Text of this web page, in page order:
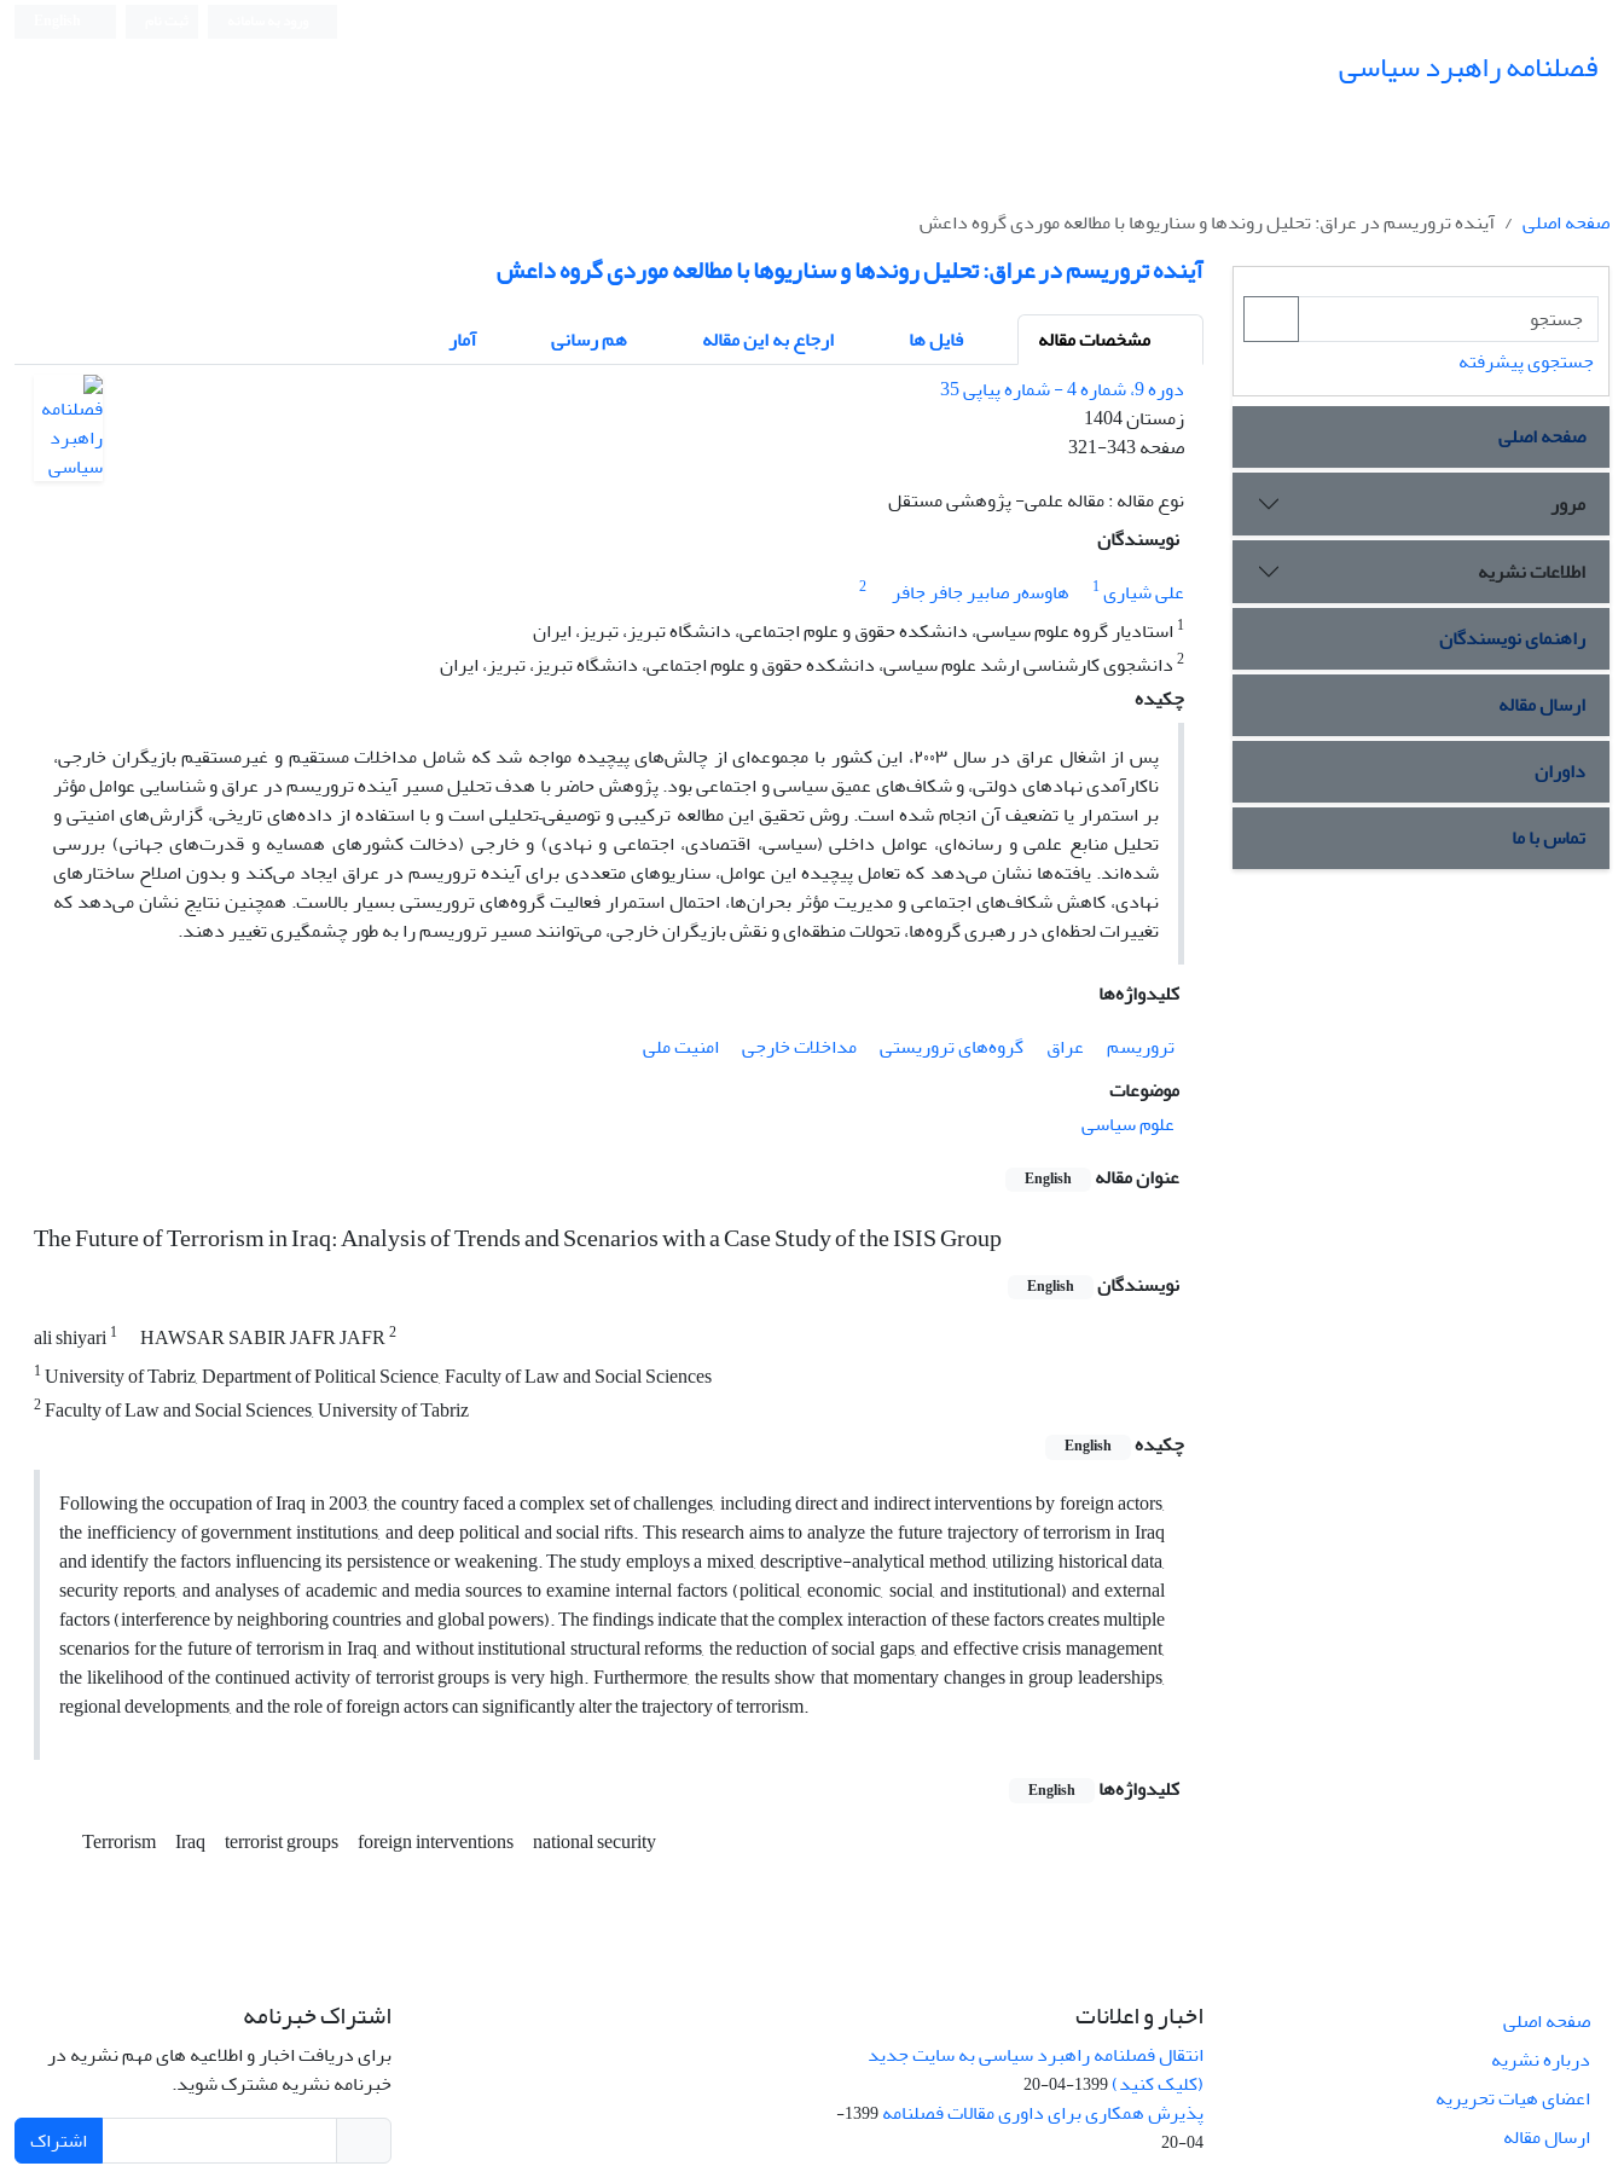
فصلنامه راهبرد سیاسی
صفحه اصلی آینده تروریسم در عراق: تحلیل روندها و سناریوها با مطالعه موردی گروه داعش
آینده تروریسم در عراق: تحلیل روندها و سناریوها با مطالعه موردی گروه داعش
مشخصات مقاله فایل ها ارجاع به این مقاله هم رسانی
آمار
دوره 9، شماره 4 - شماره پیاپی 35
زمستان 1404
صفحه321-343
نوع مقاله : مقاله علمی- پژوهشی مستقل
نویسندگان
علی شیاری1 هاوسەر صابیر جافر جافر
2
1 استادیار گروه علوم سیاسی، دانشکده حقوق و علوم اجتماعی، دانشگاه تبریز، تبریز، ایران
2دانشجوی کارشناسی ارشد علوم سیاسی، دانشکده حقوق و علوم اجتماعی، دانشگاه تبریز، تبریز، ایران
چکیده
پس از اشغال عراق در سال ۲۰۰۳، این کشور با مجموعه‌ای از چالش‌های پیچیده مواجه شد که شامل مداخلات مستقیم و غیرمستقیم بازیگران خارجی،
ناکارآمدی نهادهای دولتی، و شکاف‌های عمیق سیاسی و اجتماعی بود. پژوهش حاضر با هدف تحلیل مسیر آینده تروریسم در عراق و شناسایی عوامل مؤثر
بر استمرار یا تضعیف آن انجام شده است. روش تحقیق این مطالعه ترکیبی و توصیفی–تحلیلی است و با استفاده از داده‌های تاریخی، گزارش‌های امنیتی و
تحلیل منابع علمی و رسانه‌ای، عوامل داخلی (سیاسی، اقتصادی، اجتماعی و نهادی) و خارجی (دخالت کشورهای همسایه و قدرت‌های جهانی) بررسی
شده‌اند. یافته‌ها نشان می‌دهد که تعامل پیچیده این عوامل، سناریوهای متعددی برای آینده تروریسم در عراق ایجاد می‌کند و بدون اصلاح ساختارهای
نهادی، کاهش شکاف‌های اجتماعی و مدیریت مؤثر بحران‌ها، احتمال استمرار فعالیت گروه‌های تروریستی بسیار بالاست. همچنین نتایج نشان می‌دهد که
تغییرات لحظه‌ای در رهبری گروه‌ها، تحولات منطقه‌ای و نقش بازیگران خارجی، می‌توانند مسیر تروریسم را به طور چشمگیری تغییر دهند.
کلیدواژه‌ها
تروریسم
عراق گروه‌های تروریستی مداخلات خارجی
امنیت ملی
موضوعات
علوم سیاسی
عنوان مقاله
English
The Future of Terrorism in Iraq: Analysis of Trends and Scenarios with a Case Study of the ISIS Group
نویسندگان English
ali shiyari1 HAWSAR SABIR JAFR JAFR2
1University of Tabriz, Department of Political Science, Faculty of Law and Social Sciences
2Faculty of Law and Social Sciences, University of Tabriz
چکیده
English
Following the occupation of Iraq in 2003, the country faced a complex set of challenges, including direct and indirect interventions by foreign actors,
the inefficiency of government institutions, and deep political and social rifts. This research aims to analyze the future trajectory of terrorism in Iraq
and identify the factors influencing its persistence or weakening. The study employs a mixed, descriptive-analytical method, utilizing historical data,
security reports, and analyses of academic and media sources to examine internal factors (political, economic, social, and institutional) and external
factors (interference by neighboring countries and global powers). The findings indicate that the complex interaction of these factors creates multiple
scenarios for the future of terrorism in Iraq, and without institutional structural reforms, the reduction of social gaps, and effective crisis management,
the likelihood of the continued activity of terrorist groups is very high. Furthermore, the results show that momentary changes in group leaderships,
regional developments, and the role of foreign actors can significantly alter the trajectory of terrorism.
کلیدواژه‌ها English
Terrorism Iraq terrorist groups foreign interventions national security
جستجوی پیشرفته
صفحه اصلی
مرور
اطلاعات نشریه
راهنمای نویسندگان
ارسال مقاله
داوران
تماس با ما
صفحه اصلی
درباره نشریه
اعضای هیات تحریریه
ارسال مقاله
اخبار و اعلانات
انتقال فصلنامه راهبرد سیاسی به سایت جدید
(کلیک کنید)1399-04-20
پذیرش همکاری برای داوری مقالات فصلنامه
1399-
04-20
اشتراک خبرنامه
برای دریافت اخبار و اطلاعیه های مهم نشریه در
خبرنامه نشریه مشترک شوید.
اشتراک